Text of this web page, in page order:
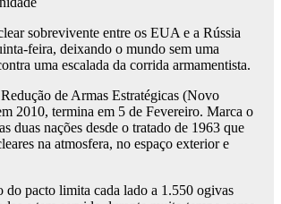
sobrevivente entre os EUA e a Rússia
feira, deixando o mundo sem uma
uma escalada da corrida armamentista.
de Armas Estratégicas (Novo
2010, termina em 5 de Fevereiro. Marca o
duas nações desde o tratado de 1963 que
na atmosfera, no espaço exterior e
do pacto limita cada lado a 1.550 ogivas